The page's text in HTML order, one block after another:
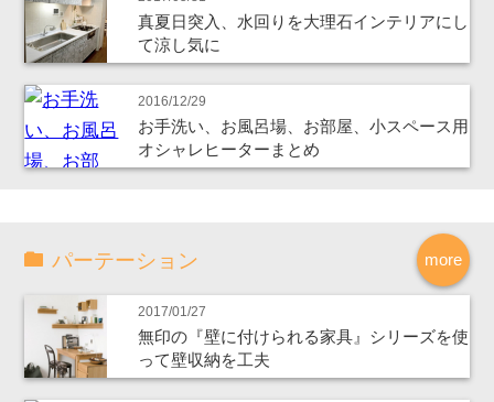
真夏日突入、水回りを大理石インテリアにし
て涼し気に
2016/12/29
お手洗い、お風呂場、お部屋、小スペース用
オシャレヒーターまとめ
more
パーテーション
2017/01/27
無印の『壁に付けられる家具』シリーズを使
って壁収納を工夫